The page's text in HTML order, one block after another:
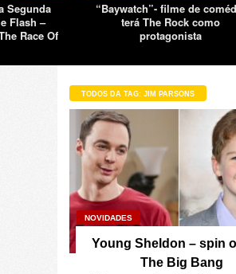
Segunda
Flash –
Race Of
“Baywatch”- filme de
terá The Rock como
protagonista
TODOS DA TAG: JIM PARSONS
NOVIDADES
Young Sheldon – spin
The Big Bang